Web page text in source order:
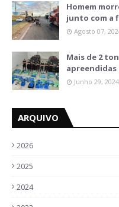
Homem
junto com a
Agosto 07,
Mais de 2
apreendidas
Junho 29, 2024
ARQUIVO
2026
2025
2024